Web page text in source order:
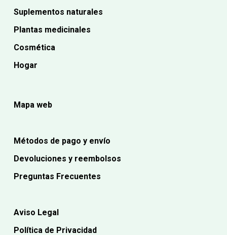
Suplementos naturales
Plantas medicinales
Cosmética
Hogar
Mapa web
Métodos de pago y envío
Devoluciones y reembolsos
Preguntas Frecuentes
Aviso Legal
Política de Privacidad